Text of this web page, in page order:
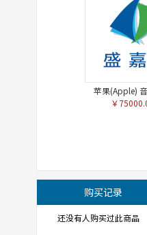
苹果(Apple)
￥
购买记录
还没有人购买过此商品